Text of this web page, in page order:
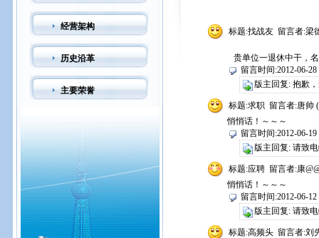
经营架构
历史沿革
主要荣誉
标题:找战友 留言者:梁
贵单位一退休中干，
留言时间:2012-06-28
版主回复: 抱歉
标题:求职 留言者:唐帅
悄悄话！～～～
留言时间:2012-06-19
版主回复: 请致电
标题:应聘 留言者:康
悄悄话！～～～
留言时间:2012-06-12
版主回复: 请致电
标题:高频头 留言者:刘